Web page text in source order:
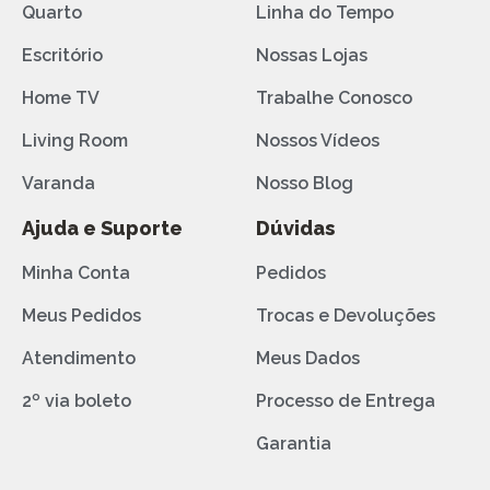
Quarto
Escritório
Home TV
Living Room
Varanda
Linha do Tempo
Nossas Lojas
Trabalhe Conosco
Nossos Vídeos
Nosso Blog
Ajuda e Suporte
Minha Conta
Meus Pedidos
Atendimento
2º via boleto
Dúvidas
Pedidos
Trocas e Devoluções
Meus Dados
Processo de Entrega
Garantia